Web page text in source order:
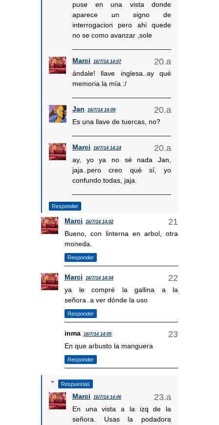
puse en una vista donde
aparece un signo de
interrogacion pero ahi quede
no se como avanzar ,sole
Marci 16/7/14 14:07
ándale! llave inglesa..ay qué
memoria la mía :/
Jan 16/7/14 14:09
Es una llave de tuercas, no?
Marci 16/7/14 14:24
ay, yo ya no sé nada Jan,
jaja..pero creo qué sí, yo
confundo todas, jaja.
Responder
Marci 16/7/14 14:02
Bueno, con linterna en arbol, otra
moneda.
Responder
Marci 16/7/14 14:04
ya le compré la gallina a la
señora..a ver dónde la uso
Responder
inma 16/7/14 14:05
En que arbusto la manguera
Responder
Respuestas
Marci 16/7/14 14:06
En una vista a la izq de la
señora. Usas la podadora